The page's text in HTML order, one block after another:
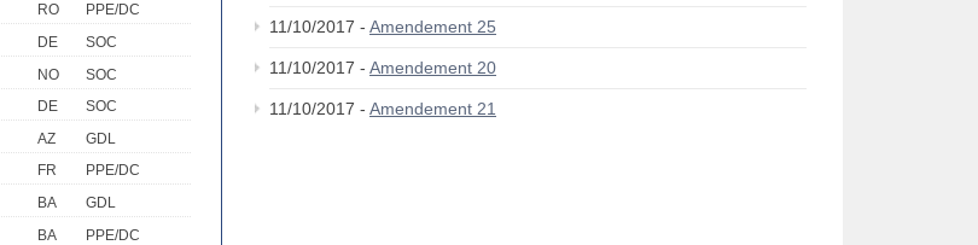
RO
PPE/DC
DE
SOC
NO
SOC
DE
SOC
AZ
GDL
FR
PPE/DC
BA
GDL
BA
PPE/DC
11/10/2017 - Amendement 25
11/10/2017 - Amendement 20
11/10/2017 - Amendement 21